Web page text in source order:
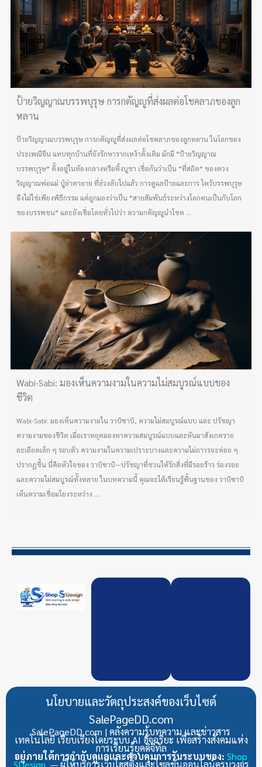
ป้ายวิญญาณบรรพบุรุษ การกตัญญูที่ส่งผลต่อโชคลาภของลูก
หลาน
ป้ายวิญญาณบรรพบุรุษ การกตัญญูที่ส่งผลต่อโชคลาภของลูกหลาน ในโลกของ
ประเพณีจีน แทบทุกบ้านที่ยังรักษารากเหง้าดั้งเดิม มักมี “ป้ายวิญญาณ
บรรพบุรุษ” ตั้งอยู่ในห้องกลางหรือหิ้งบูชา เชื่อกันว่าเป็น “ที่สถิต” ของดวง
วิญญาณพ่อแม่ ปู่ย่าตายาย ที่ล่วงลับไปแล้ว การดูแลป้ายและการ ไหว้บรรพบุรุษ
จึงไม่ใช่เพียงพิธีกรรม แต่ถูกมองว่าเป็น “สายสัมพันธ์ระหว่างโลกคนเป็นกับโลก
ของบรรพชน” และยังเชื่อโดยทั่วไปว่า ความกตัญญูนำโชค ...
Wabi-Sabi: มองเห็นความงามในความไม่สมบูรณ์แบบของ
ชีวิต
Wabi-Sabi: มองเห็นความงามใน วาบิซาบิ, ความไม่สมบูรณ์แบบ และ ปรัชญา
ความงามของชีวิต เมื่อเราหยุดมองหาความสมบูรณ์แบบและหันมาสังเกตราย
ละเอียดเล็ก ๆ รอบตัว ความงามในความเปราะบางและความไม่ถาวรจะค่อย ๆ
ปรากฏขึ้น นี่คือหัวใจของ วาบิซาบิ—ปรัชญาที่ชวนให้รักสิ่งที่มีรอยร้าว ร่องรอย
และความไม่สมบูรณ์ทั้งหลาย ในบทความนี้ คุณจะได้เรียนรู้พื้นฐานของ วาบิซาบิ
เห็นความเชื่อมโยงระหว่าง ...
นโยบายและวัตถุประสงค์ของเว็บไซต์
SalePageDD.com
SalePageDD.com | คลังความรู้บทความ และข่าวสาร
เทคโนโลยี เรียบเรียงโดยระบบ AI อัจฉริยะ เพื่อสร้างสังคมแห่ง
การเรียนรู้ยุคดิจิทัล
อยู่ภายใต้การกำกับดูแลและควบคุมการรันระบบของ: Shop
SDesign — ผู้ให้บริการเว็บโฮสติ้งและโซลูชันออนไลน์ครบวงจร